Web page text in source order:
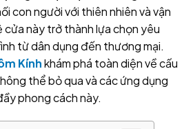
con người với thiên nhiên và vận
cửa này trở thành lựa chọn yêu
từ dân dụng đến thương mại.
Kínhkhám phá toàn diện về cấu
thể bỏ qua và các ứng dụng
phong cách này.